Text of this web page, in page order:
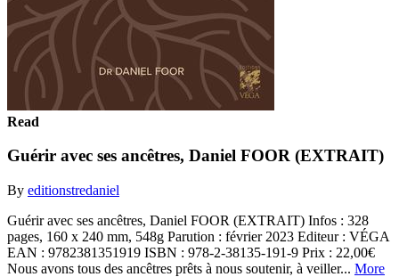
Read
Guérir avec ses ancêtres, Daniel FOOR (EXTRAIT)
By editionstredaniel
Guérir avec ses ancêtres, Daniel FOOR (EXTRAIT) Infos : 328
pages, 160 x 240 mm, 548g Parution : février 2023 Editeur : VÉGA
EAN : 9782381351919 ISBN : 978-2-38135-191-9 Prix : 22,00€
Nous avons tous des ancêtres prêts à nous soutenir, à veiller... More